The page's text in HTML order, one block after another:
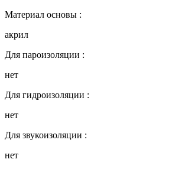
Материал основы :
акрил
Для пароизоляции :
нет
Для гидроизоляции :
нет
Для звукоизоляции :
нет